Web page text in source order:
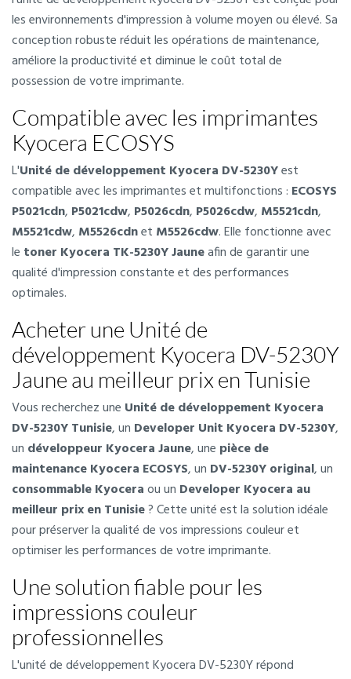
les environnements d'impression à volume moyen ou élevé. Sa
conception robuste réduit les opérations de maintenance,
améliore la productivité et diminue le coût total de
possession de votre imprimante.
Compatible avec les imprimantes
Kyocera ECOSYS
L'Unité de développement Kyocera DV-5230Yest
compatible avec les imprimantes et multifonctions : ECOSYS
P5021cdn, P5021cdw, P5026cdn, P5026cdw, M5521cdn,
M5521cdw, M5526cdnet M5526cdw. Elle fonctionne avec
le toner Kyocera TK-5230Y Jauneafin de garantir une
qualité d'impression constante et des performances
optimales.
Acheter une Unité de
développement Kyocera DV-5230Y
Jaune au meilleur prix en Tunisie
Vous recherchez une Unité de développement Kyocera
DV-5230Y Tunisie, un Developer Unit Kyocera DV-5230Y,
un développeur Kyocera Jaune, une pièce de
maintenance Kyocera ECOSYS, un DV-5230Y original, un
consommable Kyoceraou un Developer Kyocera au
meilleur prix en Tunisie? Cette unité est la solution idéale
pour préserver la qualité de vos impressions couleur et
optimiser les performances de votre imprimante.
Une solution fiable pour les
impressions couleur
professionnelles
L'unité de développement Kyocera DV-5230Y répond